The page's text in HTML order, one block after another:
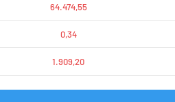
64.474,55
0,34
1.909,20